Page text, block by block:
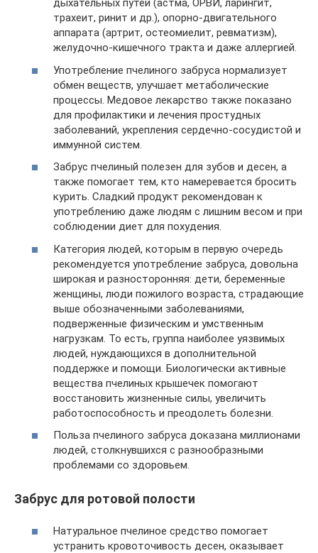
дыхательных путей (астма, ОРВИ, ларингит,
трахеит, ринит и др.), опорно-двигательного
аппарата (артрит, остеомиелит, ревматизм),
желудочно-кишечного тракта и даже аллергией.
Употребление пчелиного забруса нормализует
обмен веществ, улучшает метаболические
процессы. Медовое лекарство также показано
для профилактики и лечения простудных
заболеваний, укрепления сердечно-сосудистой и
иммунной систем.
Забрус пчелиный полезен для зубов и десен, а
также помогает тем, кто намеревается бросить
курить. Сладкий продукт рекомендован к
употреблению даже людям с лишним весом и при
соблюдении диет для похудения.
Категория людей, которым в первую очередь
рекомендуется употребление забруса, довольна
широкая и разносторонняя: дети, беременные
женщины, люди пожилого возраста, страдающие
выше обозначенными заболеваниями,
подверженные физическим и умственным
нагрузкам. То есть, группа наиболее уязвимых
людей, нуждающихся в дополнительной
поддержке и помощи. Биологически активные
вещества пчелиных крышечек помогают
восстановить жизненные силы, увеличить
работоспособность и преодолеть болезни.
Польза пчелиного забруса доказана миллионами
людей, столкнувшихся с разнообразными
проблемами со здоровьем.
Забрус для ротовой полости
Натуральное пчелиное средство помогает
устранить кровоточивость десен, оказывает